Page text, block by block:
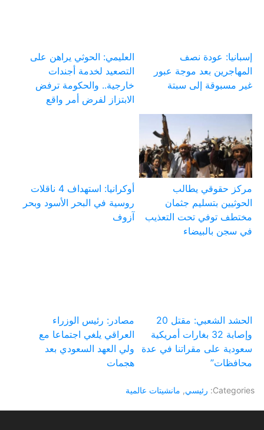
إسبانيا: عودة نصف
المهاجرين بعد موجة عبور
غير مسبوقة إلى سبتة
العليمي: الحوثي يراهن على
التصعيد لخدمة أجندات
خارجية.. والحكومة ترفض
الابتزاز لفرض أمر واقع
مركز حقوقي يطالب
الحوثيين بتسليم جثمان
مختطف توفي تحت التعذيب
في سجن بالبيضاء
أوكرانيا: استهداف 4 ناقلات
روسية في البحر الأسود وبحر
آزوف
الحشد الشعبي: مقتل 20
وإصابة 32 بغارات أمريكية
سعودية على مقراتنا في عدة
محافظات”
مصادر: رئيس الوزراء
العراقي يلغي اجتماعا مع
ولي العهد السعودي بعد
هجمات
Categories: رئيسي, مانشيتات عالمية